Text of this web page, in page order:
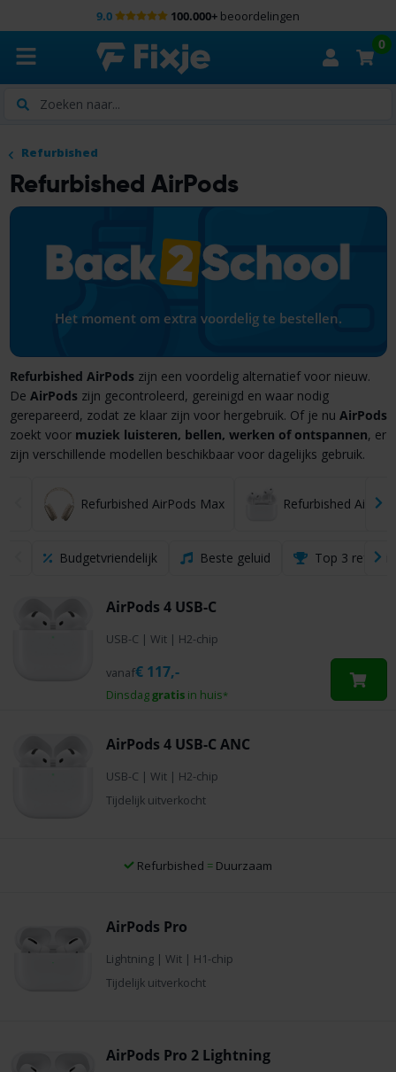
9.0 100.000+ beoordelingen
Zoeken
0
Refurbished
Refurbished AirPods
Het moment om extra voordelig te bestellen.
Refurbished AirPods zijn een voordelig alternatief voor nieuw.
De AirPods zijn gecontroleerd, gereinigd en waar nodig
gerepareerd, zodat ze klaar zijn voor hergebruik. Of je nu AirPods
zoekt voor muziek luisteren, bellen, werken of ontspannen, er
zijn verschillende modellen beschikbaar voor dagelijks gebruik.
Refurbished AirPods Max Refurbished
Budgetvriendelijk Beste geluid Top 3
AirPods 4 USB-C
USB-C | Wit | H2-chip
Dinsdaggratis in huis*
vanaf€ 117,-
AirPods 4 USB-C ANC
USB-C | Wit | H2-chip
Tijdelijk uitverkocht
AirPods Pro
Lightning | Wit | H1-chip
Tijdelijk uitverkocht
Refurbished = Duurzaam
AirPods Pro 2 Lightning